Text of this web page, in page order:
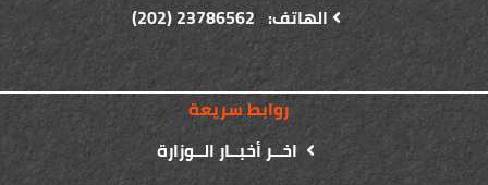
الهاتف: 23786562 (202)
روابط سريعة
اخــر أخبــار الــوزارة